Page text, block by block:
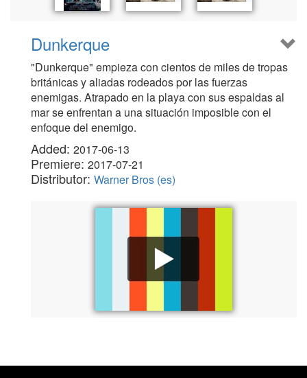
Dunkerque
"Dunkerque" empieza con cientos de miles de tropas
británicas y aliadas rodeados por las fuerzas
enemigas. Atrapado en la playa con sus espaldas al
mar se enfrentan a una situación imposible con el
enfoque del enemigo.
Added: 2017-06-13
Premiere: 2017-07-21
Distributor: Warner Bros (es)